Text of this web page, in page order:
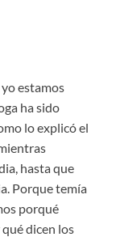
estamos
ha sido
lo explicó el
hasta que
Porque temía
porqué
dicen los